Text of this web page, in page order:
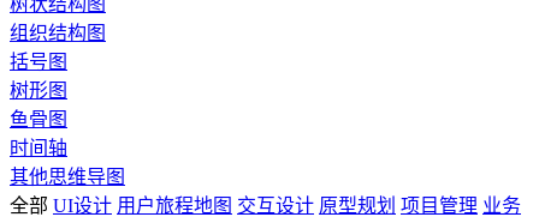
树状结构图
组织结构图
括号图
树形图
鱼骨图
时间轴
其他思维导图
全部 UI设计 用户旅程地图 交互设计 原型规划 项目管理 业务